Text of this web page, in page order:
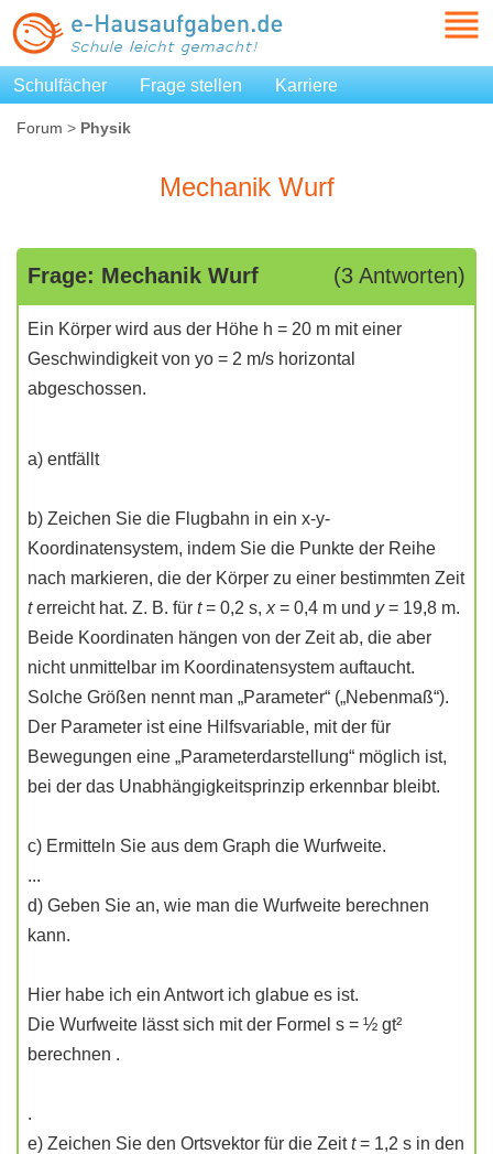
Schulfächer Frage stellen Karriere
Forum > Physik
Mechanik Wurf
Frage: Mechanik Wurf (3 Antworten)
Ein Körper wird aus der Höhe h = 20 m mit einer
Geschwindigkeit von yo = 2 m/s horizontal
abgeschossen.
a) entfällt
b) Zeichen Sie die Flugbahn in ein x-y-
Koordinatensystem, indem Sie die Punkte der Reihe
nach markieren, die der Körper zu einer bestimmten Zeit
terreicht hat. Z. B. für t= 0,2 s, x= 0,4 m und y= 19,8 m.
Beide Koordinaten hängen von der Zeit ab, die aber
nicht unmittelbar im Koordinatensystem auftaucht.
Solche Größen nennt man „Parameter“ („Nebenmaß“).
Der Parameter ist eine Hilfsvariable, mit der für
Bewegungen eine „Parameterdarstellung“ möglich ist,
bei der das Unabhängigkeitsprinzip erkennbar bleibt.
c) Ermitteln Sie aus dem Graph die Wurfweite.
...
d) Geben Sie an, wie man die Wurfweite berechnen
kann.
Hier habe ich ein Antwort ich glabue es ist.
Die Wurfweite lässt sich mit der Formel s = ½ gt²
berechnen .
.
e) Zeichen Sie den Ortsvektor für die Zeitt= 1,2 s in den